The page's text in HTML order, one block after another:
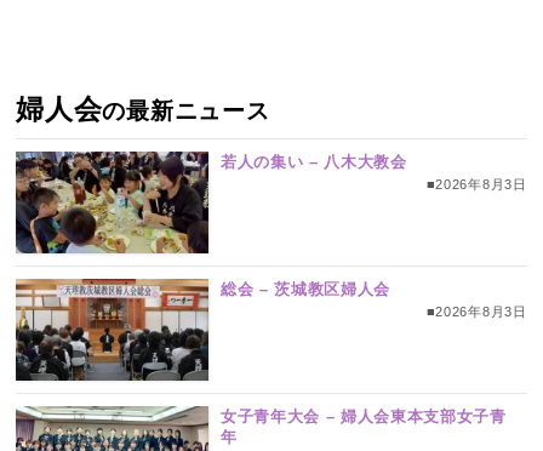
婦人会の最新ニュース
若人の集い – 八木大教会
■2026年8月3日
総会 – 茨城教区婦人会
■2026年8月3日
女子青年大会 – 婦人会東本支部女子青
年